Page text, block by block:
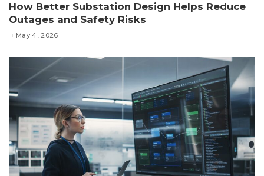
How Better Substation Design Helps Reduce
Outages and Safety Risks
May 4, 2026